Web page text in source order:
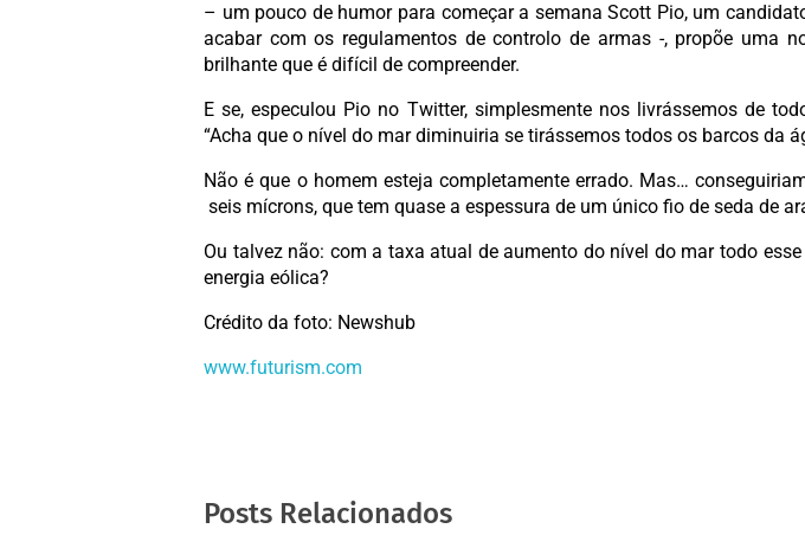
– um pouco de humor para começar a semana Scott Pio, um
acabar com os regulamentos de controlo de armas -, propõe uma
brilhante que é difícil de compreender.
E se, especulou Pio no Twitter, simplesmente nos livrássemos de
“Acha que o nível do mar diminuiria se tirássemos todos os barcos da
Não é que o homem esteja completamente errado. Mas…
seis mícrons, que tem quase a espessura de um único fio de seda de
Ou talvez não: com a taxa atual de aumento do nível do mar todo
energia eólica?
Crédito da foto: Newshub
www.futurism.com
Posts Relacionados